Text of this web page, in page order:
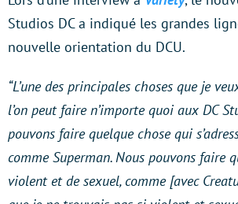
Studios DC a indiqué les grandes
nouvelle orientation du DCU.
“L’une des principales choses que je
l’on peut faire n’importe quoi aux DC
pouvons faire quelque chose qui
comme Superman. Nous pouvons faire
violent et de sexuel, comme [avec